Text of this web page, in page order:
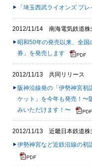
「埼玉西武ライオンズ プ
2012/11/14 南海電気鉄道株
昭和50年の発売以来、全
券」を発売します
2012/11/13 共同リリース
阪神沿線発の「伊勢神宮初
ケット」を今年も発売！〜
みいただけます！〜
2012/11/13 近畿日本鉄道株
伊勢神宮など近鉄沿線の初